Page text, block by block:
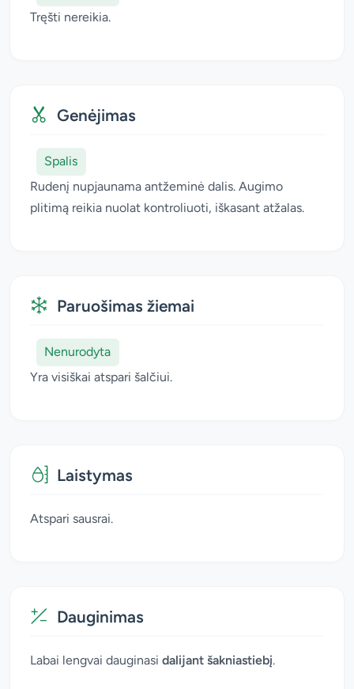
Tręšti nereikia.
Genėjimas
Spalis
Rudenį nupjaunama antžeminė dalis. Augimo
plitimą reikia nuolat kontroliuoti, iškasant atžalas.
Paruošimas žiemai
Nenurodyta
Yra visiškai atspari šalčiui.
Laistymas
Atspari sausrai.
Dauginimas
Labai lengvai dauginasi dalijant šakniastiebį.